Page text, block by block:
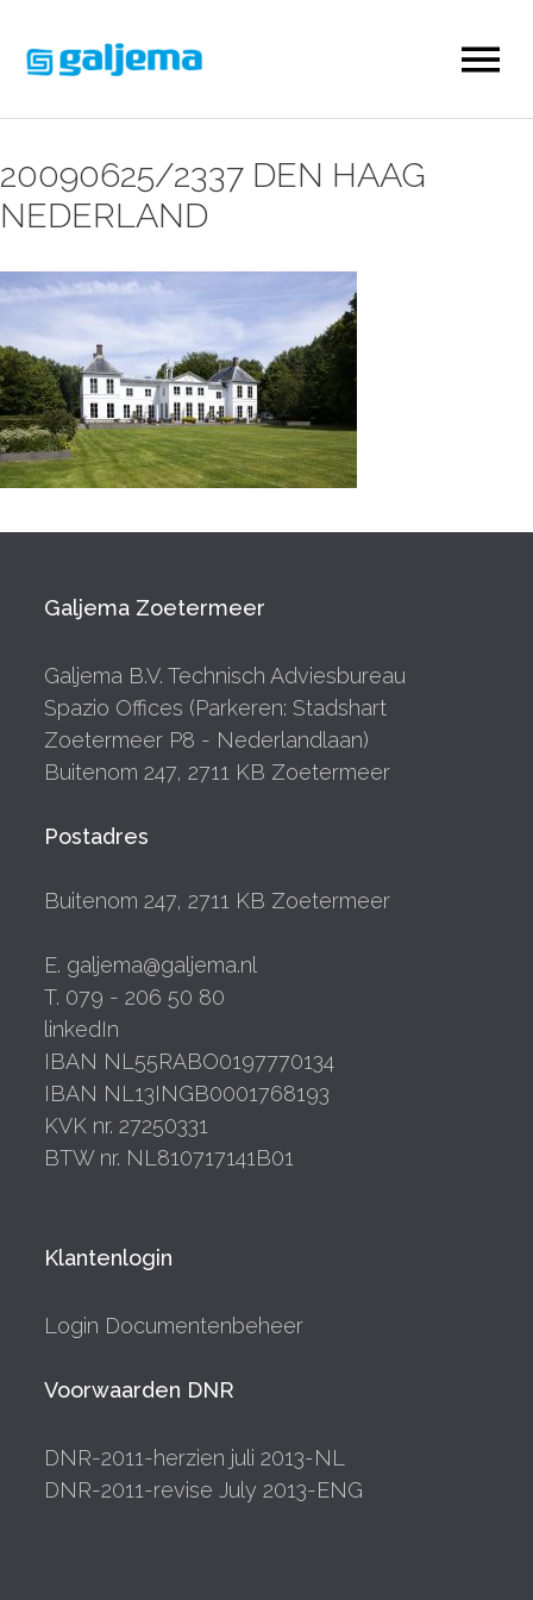
20090625/2337 DEN HAAG
NEDERLAND
Galjema Zoetermeer
Galjema B.V. Technisch Adviesbureau
Spazio Offices (Parkeren: Stadshart
Zoetermeer P8 - Nederlandlaan)
Buitenom 247, 2711 KB Zoetermeer
Postadres
Buitenom 247, 2711 KB Zoetermeer
E. galjema@galjema.nl
T. 079 - 206 50 80
linkedIn
IBAN NL55RABO0197770134
IBAN NL13INGB0001768193
KVK nr. 27250331
BTW nr. NL810717141B01
Klantenlogin
Login Documentenbeheer
Voorwaarden DNR
DNR-2011-herzien juli 2013-NL
DNR-2011-revise July 2013-ENG